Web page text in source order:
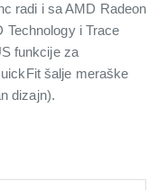
radi i sa AMD Radeon
Technology i Trace
funkcije za
šalje meraške
dizajn).